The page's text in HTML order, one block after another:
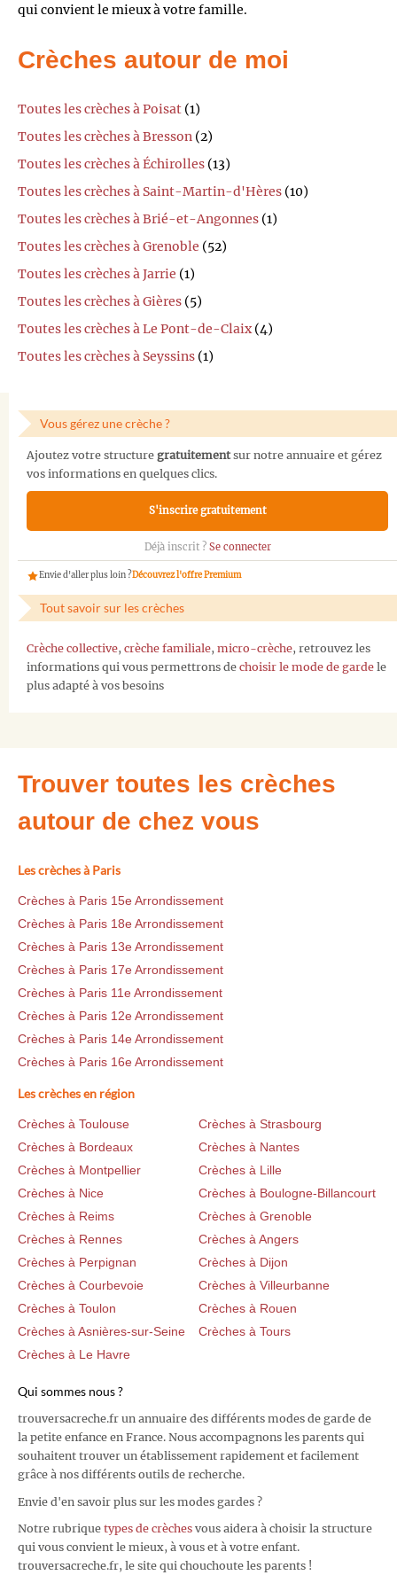
qui convient le mieux à votre famille.
Crèches autour de moi
Toutes les crèches à Poisat (1)
Toutes les crèches à Bresson (2)
Toutes les crèches à Échirolles (13)
Toutes les crèches à Saint-Martin-d'Hères (10)
Toutes les crèches à Brié-et-Angonnes (1)
Toutes les crèches à Grenoble (52)
Toutes les crèches à Jarrie (1)
Toutes les crèches à Gières (5)
Toutes les crèches à Le Pont-de-Claix(4)
Toutes les crèches à Seyssins (1)
Vous gérez une crèche ?
Ajoutez votre structure gratuitementsur notre annuaire et gérez
vos informations en quelques clics.
S'inscrire gratuitement
Déjà inscrit ? Se connecter
Envie d'aller plus loin ?Découvrez l'offre Premium
Tout savoir sur les crèches
Crèche collective, crèche familiale, micro-crèche, retrouvez les
informations qui vous permettrons de choisir le mode de garde le
plus adapté à vos besoins
Trouver toutes les crèches
autour de chez vous
Les crèches à Paris
Crèches à Paris 15e Arrondissement
Crèches à Paris 18e Arrondissement
Crèches à Paris 13e Arrondissement
Crèches à Paris 17e Arrondissement
Crèches à Paris 11e Arrondissement
Crèches à Paris 12e Arrondissement
Crèches à Paris 14e Arrondissement
Crèches à Paris 16e Arrondissement
Les crèches en région
Crèches à Toulouse
Crèches à Strasbourg
Crèches à Bordeaux
Crèches à Nantes
Crèches à Montpellier
Crèches à Lille
Crèches à Nice
Crèches à Boulogne-Billancourt
Crèches à Reims
Crèches à Grenoble
Crèches à Rennes
Crèches à Angers
Crèches à Perpignan
Crèches à Dijon
Crèches à Courbevoie
Crèches à Villeurbanne
Crèches à Toulon
Crèches à Rouen
Crèches à Asnières-sur-Seine
Crèches à Tours
Crèches à Le Havre
Qui sommes nous ?
trouversacreche.fr un annuaire des différents modes de garde de
la petite enfance en France. Nous accompagnons les parents qui
souhaitent trouver un établissement rapidement et facilement
grâce à nos différents outils de recherche.
Envie d'en savoir plus sur les modes gardes ?
Notre rubrique types de crèches vous aidera à choisir la structure
qui vous convient le mieux, à vous et à votre enfant.
trouversacreche.fr, le site qui chouchoute les parents !